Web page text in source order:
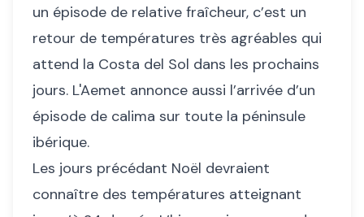
un épisode de relative fraîcheur, c’est un
retour de températures très agréables qui
attend la Costa del Sol dans les prochains
jours. L'Aemet annonce aussi l’arrivée d’un
épisode de calima sur toute la péninsule
ibérique.
Les jours précédant Noël devraient
connaître des températures atteignant